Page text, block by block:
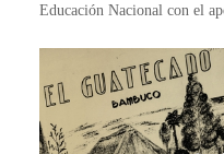
Educación Nacional con el